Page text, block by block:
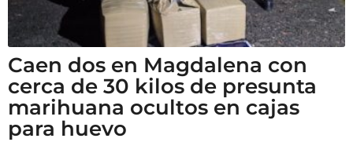
Caen dos en Magdalena con
cerca de 30 kilos de presunta
marihuana ocultos en cajas
para huevo